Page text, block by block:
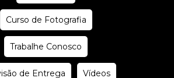
Curso de Fotografia
Trabalhe Conosco
de Entrega Vídeos